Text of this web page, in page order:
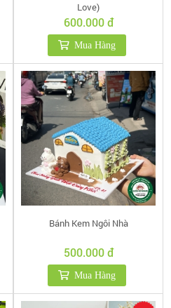
Love)
600.000 đ
Mua Hàng
Bánh Kem Ngôi Nhà
500.000 đ
Mua Hàng